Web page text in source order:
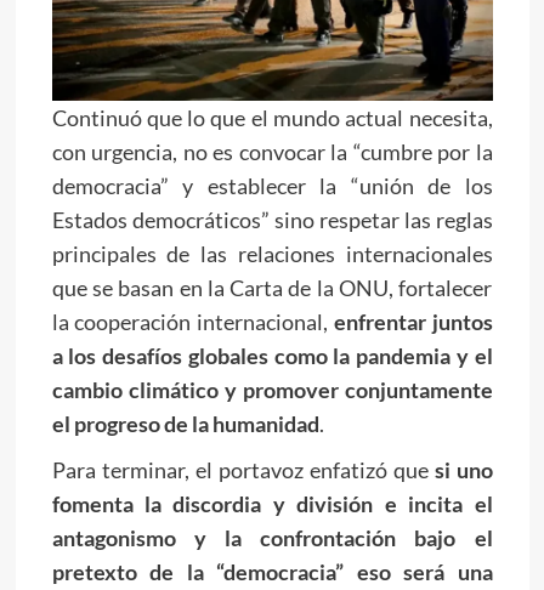
Continuó que lo que el mundo actual necesita,
con urgencia, no es convocar la “cumbre por la
democracia” y establecer la “unión de los
Estados democráticos” sino respetar las reglas
principales de las relaciones internacionales
que se basan en la Carta de la ONU, fortalecer
la cooperación internacional, enfrentar juntos
a los desafíos globales como la pandemia y el
cambio climático y promover conjuntamente
el progreso de la humanidad.
Para terminar, el portavoz enfatizó que si uno
fomenta la discordia y división e incita el
antagonismo y la confrontación bajo el
pretexto de la “democracia” eso será una